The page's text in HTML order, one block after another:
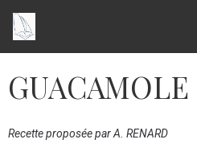
Recette proposée par A. RENARD